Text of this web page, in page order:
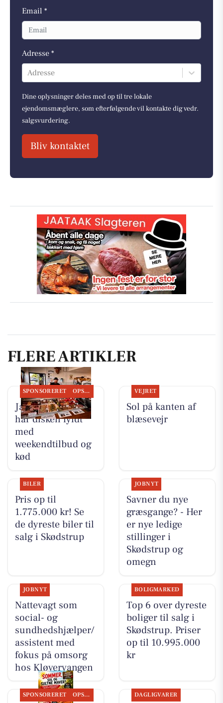
Email *
Adresse *
Adresse
Dine oplysninger deles med op til tre lokale
ejendomsmæglere, som efterfølgende vil kontakte dig vedr.
salgsvurdering.
Bliv kontaktet
FLERE ARTIKLER
SPONSORERET OPSLAGSTAVLEN
Jaataak Slagteren
har disken fyldt
med
weekendtilbud og
kød
VEJRET
Sol på kanten af
blæsevejr
BILER
Pris op til
1.775.000 kr! Se
de dyreste biler til
salg i Skødstrup
JOBNYT
Savner du nye
græsgange? - Her
er nye ledige
stillinger i
Skødstrup og
omegn
JOBNYT
Nattevagt som
social- og
sundhedshjælper/
assistent med
fokus på omsorg
hos Kløvervangen
BOLIGMARKED
Top 6 over dyreste
boliger til salg i
Skødstrup. Priser
op til 10.995.000
kr
SPONSORERET OPSLAGSTAVLEN DAGLIGVARER